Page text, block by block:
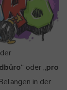
“ oder „pro
in der